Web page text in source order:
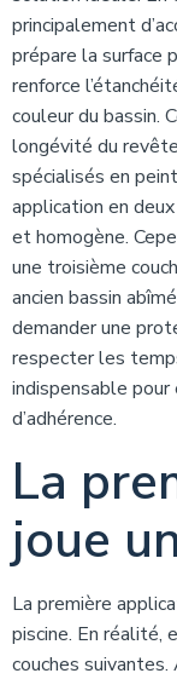
principalement
prépare la surface
renforce
couleur du bassin.
longévité du
spécialisés en
application en
et homogène.
une troisième
ancien bassin
demander une
respecter les
indispensable
d’adhérence.
La
joue
La première
piscine. En réalité,
couches